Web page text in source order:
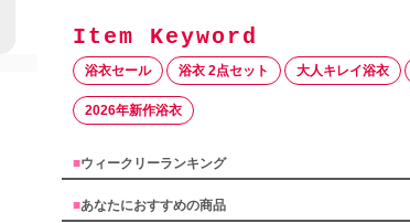
浴衣セール 浴衣 2点セット 大人キレイ浴衣
2026年新作浴衣
■ウィークリーランキング
■あなたにおすすめの商品